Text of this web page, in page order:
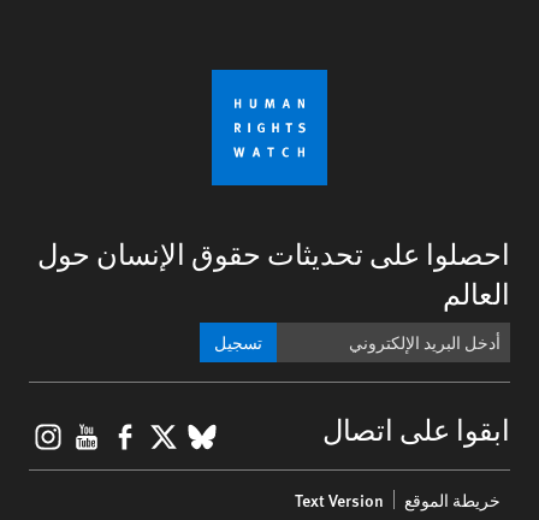
احصلوا على تحديثات حقوق الإنسان حول
العالم
تسجيل
ابقوا على اتصال BlueSky
X
menu
خريطة الموقع Text Version